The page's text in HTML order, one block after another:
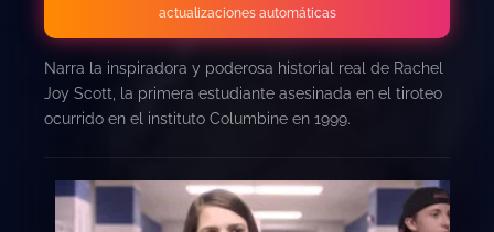
actualizaciones automáticas
Narra la inspiradora y poderosa historial real de Rachel
Joy Scott, la primera estudiante asesinada en el tiroteo
ocurrido en el instituto Columbine en 1999.